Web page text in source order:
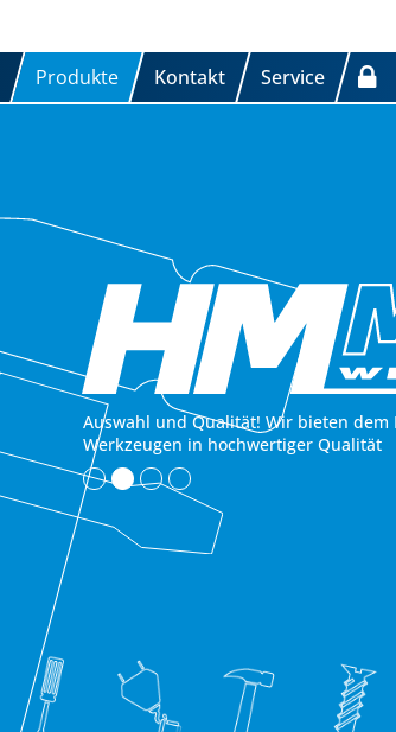
Produkte Kontakt Service
Auswahl und Qualität! Wir bieten
Werkzeugen in hochwertiger Qualität